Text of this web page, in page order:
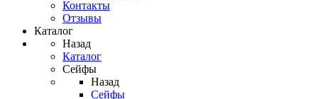
Контакты
Отзывы
Каталог
Назад
Каталог
Сейфы
Назад
Сейфы